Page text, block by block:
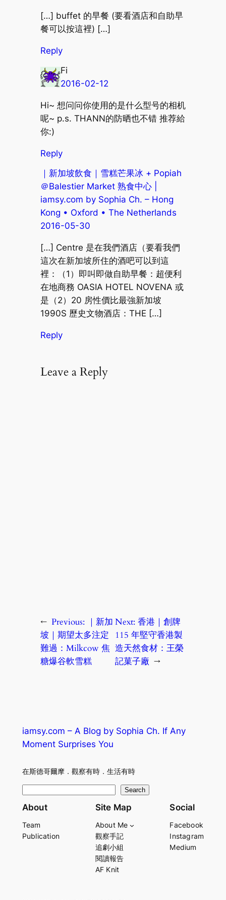
[…] buffet 的早餐 (要看酒店和自助早
餐可以按這裡) […]
Reply
Fi
2016-02-12
Hi~ 想问问你使用的是什么型号的相机
呢~ p.s. THANN的防晒也不错 推荐給
你:)
Reply
｜新加坡飲食｜雪糕芒果冰 + Popiah
＠Balestier Market 熟食中心 |
iamsy.com by Sophia Ch. – Hong
Kong • Oxford • The Netherlands
2016-05-30
[…] Centre 是在我們酒店（要看我們
這次在新加坡所住的酒吧可以到這
裡：（1）即叫即做自助早餐：超便利
在地商務 OASIA HOTEL NOVENA 或
是（2）20 房性價比最強新加坡
1990S 歷史文物酒店：THE […]
Reply
Leave a Reply
← Previous: ｜新加
坡｜期望太多注定
難過：Milkcow 焦
糖爆谷軟雪糕
Next: 香港｜創牌
115 年堅守香港製
造天然食材：王榮
記菓子廠 →
iamsy.com – A Blog by Sophia Ch. If Any
Moment Surprises You
在斯德哥爾摩．觀察有時．生活有時
e
r
Search
About
Team
Publication
Site Map
About Me
觀察手記
追劇小組
閱讀報告
AF Knit
Social
Facebook
Instagram
Medium